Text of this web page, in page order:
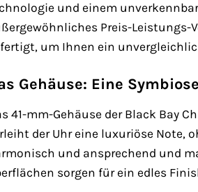
und einem
Preis-Leistungs-
um Ihnen ein
Gehäuse: Eine
41-mm-Gehäuse der Black Bay
der Uhr eine luxuriöse Note,
und ansprechend und
sorgen für ein edles